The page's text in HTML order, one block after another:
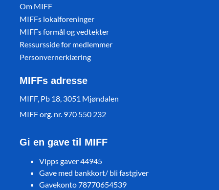
Om MIFF
MIFFs lokalforeninger
MIFFs formål og vedtekter
Ressursside for medlemmer
Personvernerklæring
MIFFs adresse
MIFF, Pb 18, 3051 Mjøndalen
MIFF org. nr. 970 550 232
Gi en gave til MIFF
Vipps gaver 44945
Gave med bankkort/ bli fastgiver
Gavekonto 78770654539